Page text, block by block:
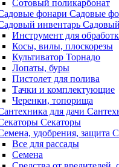
Сотовый поликарбонат
Садовые
Инструмент для
Косы, вилы, плоскорезы
Культиватор Торнадо
Лопаты, буры
Пистолет для полива
Тачки и комплектующие
Черенки, топорища
Секаторы
Все для рассады
Семена